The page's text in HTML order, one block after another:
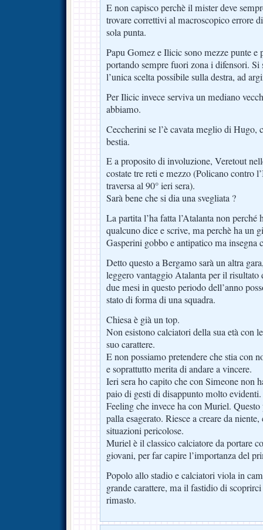
E non capisco perchè il mister deve
trovare correttivi al macroscopico errore
sola punta.
Papu Gomez e Ilicic sono mezze punte e
portando sempre fuori zona i difensori.
l’unica scelta possibile sulla destra, ad
Per Ilicic invece serviva un mediano
abbiamo.
Ceccherini se l’è cavata meglio di Hugo,
bestia.
E a proposito di involuzione, Veretout
costate tre reti e mezzo (Policano contro
traversa al 90° ieri sera).
Sarà bene che si dia una svegliata ?
La partita l’ha fatta l’Atalanta non perché
qualcuno dice e scrive, ma perchè ha un
Gasperini gobbo e antipatico ma insegna
Detto questo a Bergamo sarà un altra
leggero vantaggio Atalanta per il risultato
due mesi in questo periodo dell’anno
stato di forma di una squadra.
Chiesa è già un top.
Non esistono calciatori della sua età con
suo carattere.
E non possiamo pretendere che stia con
e soprattutto merita di andare a vincere.
Ieri sera ho capito che con Simeone non
paio di gesti di disappunto molto evidenti.
Feeling che invece ha con Muriel.
palla esagerato. Riesce a creare da
situazioni pericolose.
Muriel è il classico calciatore da portare
giovani, per far capire l’importanza del
Popolo allo stadio e calciatori viola in
grande carattere, ma il fastidio di
rimasto.